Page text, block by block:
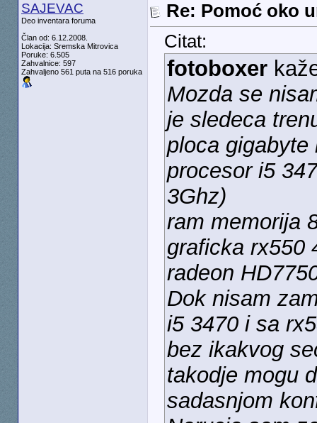
SAJEVAC
Deo inventara foruma
Član od: 6.12.2008.
Lokacija: Sremska Mitrovica
Poruke: 6.505
Zahvalnice: 597
Zahvaljeno 561 puta na 516 poruka
Re: Pomoć oko
Citat:
fotoboxer
Mozda se
je sledeca
ploca gigabyte
procesor i5
3Ghz)
ram memorija
graficka rx550
radeon
Dok nisam
i5 3470 i sa
bez ikakvog
takodje mogu
sadasnjom